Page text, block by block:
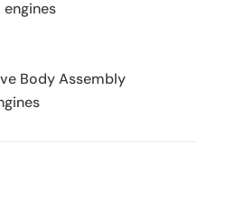
engines
Body Assembly